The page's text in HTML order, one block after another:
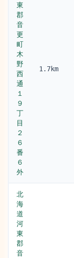
東
郡
音
更
町
木
野
西
通
１
９
丁
目
２
６
番
６
外
1.7km
北
海
道
河
東
郡
音